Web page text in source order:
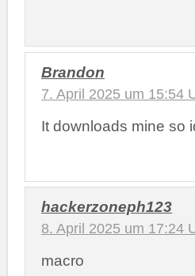
Brandon
7. April 2025 um 15:54
It downloads mine so
hackerzoneph123
8. April 2025 um 17:24
macro